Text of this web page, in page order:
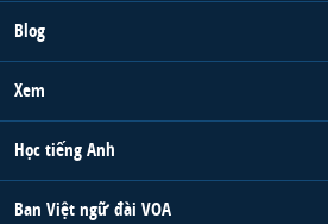
Blog
Xem
Học tiếng Anh
Ban Việt ngữ đài VOA